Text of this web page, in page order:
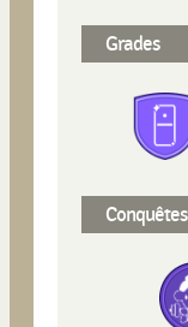
Grades
Conquêtes